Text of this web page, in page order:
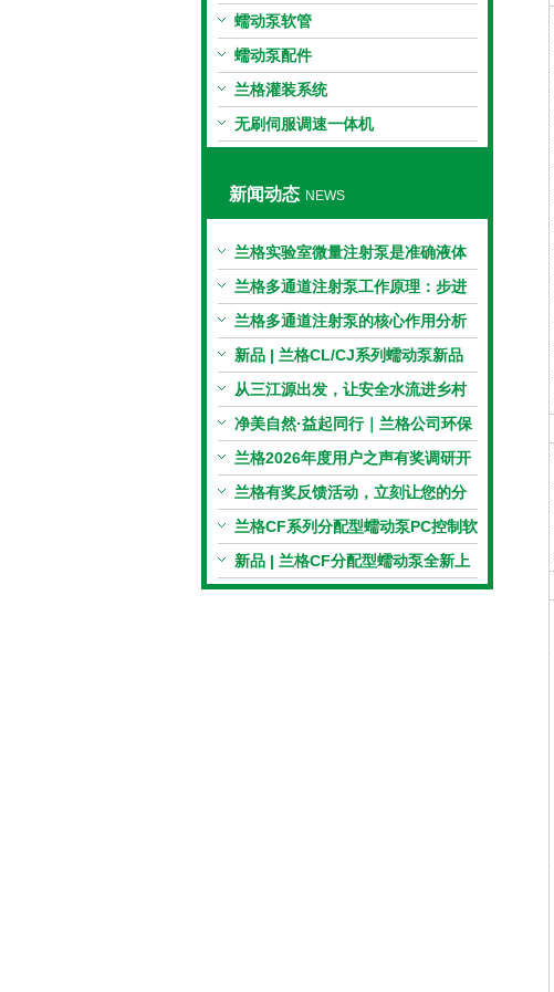
蠕动泵软管
蠕动泵配件
兰格灌装系统
无刷伺服调速一体机
新闻动态 NEWS
兰格实验室微量注射泵是准确液体
输送的科学工具
兰格多通道注射泵工作原理：步进
电机与机械传动的协同
兰格多通道注射泵的核心作用分析
新品 | 兰格CL/CJ系列蠕动泵新品
上市，小巧机身，大有可为！
从三江源出发，让安全水流进乡村
校园 | 兰格×吾水高原公益行
净美自然·益起同行｜兰格公司环保
捡拾公益活动圆满举行
兰格2026年度用户之声有奖调研开
启，京东E卡免费送！
兰格有奖反馈活动，立刻让您的分
享变成惊喜！
兰格CF系列分配型蠕动泵PC控制软
件免费版发布！即日起，通过即可
下载！
新品 | 兰格CF分配型蠕动泵全新上
市，智控每一滴！